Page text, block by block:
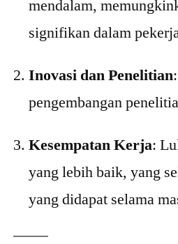
mendalam,
signifikan dalam
Inovasi dan Penelitian
pengembangan
Kesempatan Kerja:
yang lebih baik, yang
yang didapat selama